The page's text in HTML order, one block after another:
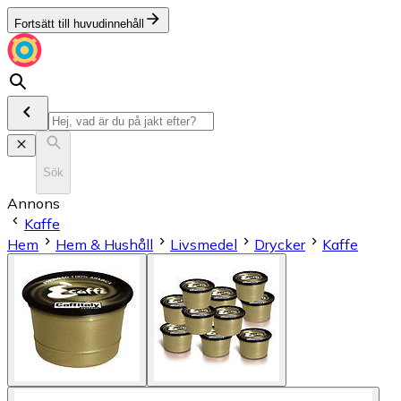
Fortsätt till huvudinnehåll
Sök
Annons
Kaffe
Hem
Hem & Hushåll Livsmedel Drycker Kaffe